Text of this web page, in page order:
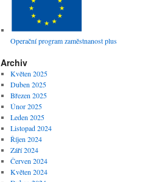
Operační program zaměstnanost plus
Archiv
Květen 2025
Duben 2025
Březen 2025
Únor 2025
Leden 2025
Listopad 2024
Říjen 2024
Září 2024
Červen 2024
Květen 2024